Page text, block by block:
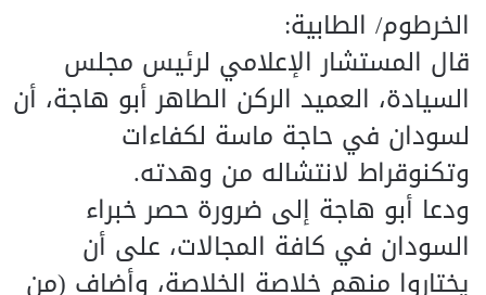
الخرطوم/ الطابية:
قال المستشار الإعلامي لرئيس مجلس
السيادة، العميد الركن الطاهر أبو هاجة، أن
لسودان في حاجة ماسة لكفاءات
وتكنوقراط لانتشاله من وهدته.
ودعا أبو هاجة إلى ضرورة حصر خبراء
السودان في كافة المجالات، على أن
يختاروا منهم خلاصة الخلاصة، وأضاف (من